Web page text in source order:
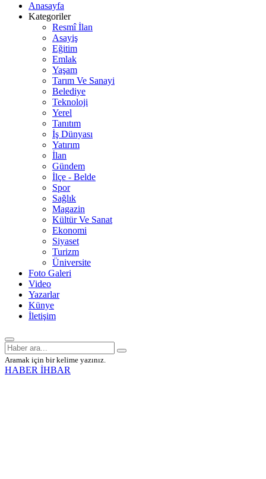
Anasayfa
Kategoriler
Resmî İlan
Asayiş
Eğitim
Emlak
Yaşam
Tarım Ve Sanayi
Belediye
Teknoloji
Yerel
Tanıtım
İş Dünyası
Yatırım
İlan
Gündem
İlçe - Belde
Spor
Sağlık
Magazin
Kültür Ve Sanat
Ekonomi
Siyaset
Turizm
Üniversite
Foto Galeri
Video
Yazarlar
Künye
İletişim
Aramak için bir kelime yazınız.
HABER İHBAR